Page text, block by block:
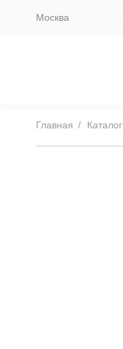
Москва
Главная Каталог